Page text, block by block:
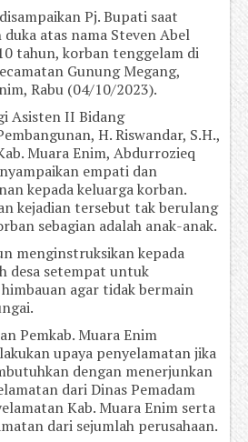
Pj. Bupati saat
atas nama Steven Abel
tahun, korban tenggelam di
Gunung Megang,
Rabu (04/10/2023).
Asisten II Bidang
H. Riswandar, S.H.,
Muara Enim, Abdurrozieq
empati dan
kepada keluarga korban.
kejadian tersebut tak berulang
sebagian adalah anak-anak.
menginstruksikan kepada
desa setempat untuk
agar tidak bermain
Pemkab. Muara Enim
upaya penyelamatan jika
dengan menerjunkan
dari Dinas Pemadam
Kab. Muara Enim serta
dari sejumlah perusahaan.